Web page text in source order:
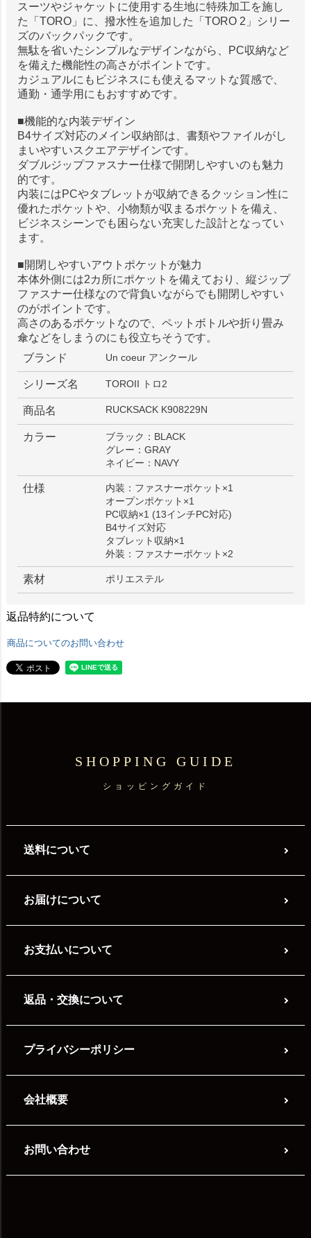
スーツやジャケットに使用する生地に特殊加工を施し
た「TORO」に、撥水性を追加した「TORO 2」シリー
ズのバックパックです。
無駄を省いたシンプルなデザインながら、PC収納など
を備えた機能性の高さがポイントです。
カジュアルにもビジネスにも使えるマットな質感で、
通勤・通学用にもおすすめです。
■機能的な内装デザイン
B4サイズ対応のメイン収納部は、書類やファイルがし
まいやすいスクエアデザインです。
ダブルジップファスナー仕様で開閉しやすいのも魅力
的です。
内装にはPCやタブレットが収納できるクッション性に
優れたポケットや、小物類が収まるポケットを備え、
ビジネスシーンでも困らない充実した設計となってい
ます。
■開閉しやすいアウトポケットが魅力
本体外側には2カ所にポケットを備えており、縦ジップ
ファスナー仕様なので背負いながらでも開閉しやすい
のがポイントです。
高さのあるポケットなので、ペットボトルや折り畳み
傘などをしまうのにも役立ちそうです。
ブランド
Un coeur アンクール
シリーズ名 TOROII トロ2
商品名 RUCKSACK K908229N
カラー
ブラック：BLACK
グレー：GRAY
ネイビー：NAVY
仕様
内装：ファスナーポケット×1
オープンポケット×1
PC収納×1 (13インチPC対応)
B4サイズ対応
タブレット収納×1
外装：ファスナーポケット×2
素材 ポリエステル
返品特約について
商品についてのお問い合わせ
SHOPPING GUIDE
ショッピングガイド
送料について
お届けについて
お支払いについて
返品・交換について
プライバシーポリシー
会社概要
お問い合わせ